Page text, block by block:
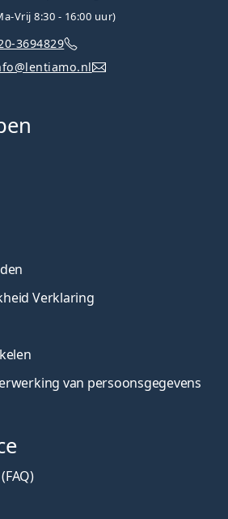
Vrij 8:30 - 16:00 uur)
3694829
Verklaring
van persoonsgegevens